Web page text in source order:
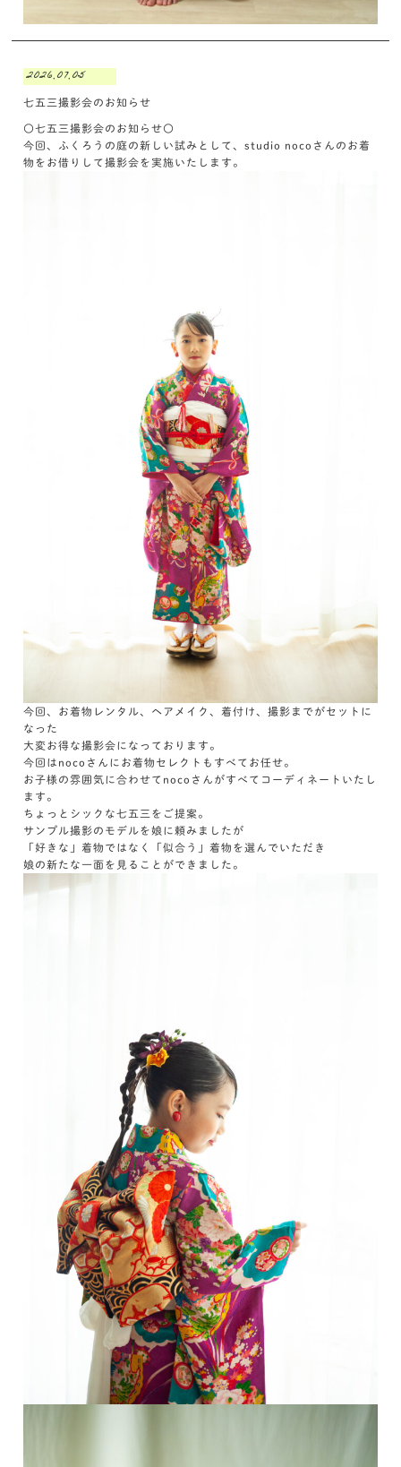
2026.07.05
七五三撮影会のお知らせ
〇七五三撮影会のお知らせ〇
今回、ふくろうの庭の新しい試みとして、studio nocoさんのお着
物をお借りして撮影会を実施いたします。
今回、お着物レンタル、ヘアメイク、着付け、撮影までがセットに
なった
大変お得な撮影会になっております。
今回はnocoさんにお着物セレクトもすべてお任せ。
お子様の雰囲気に合わせてnocoさんがすべてコーディネートいたし
ます。
ちょっとシックな七五三をご提案。
サンプル撮影のモデルを娘に頼みましたが
「好きな」着物ではなく「似合う」着物を選んでいただき
娘の新たな一面を見ることができました。